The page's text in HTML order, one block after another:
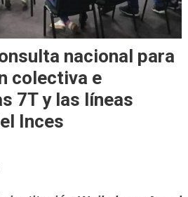
nacional para
colectiva e
7T y las líneas
Inces